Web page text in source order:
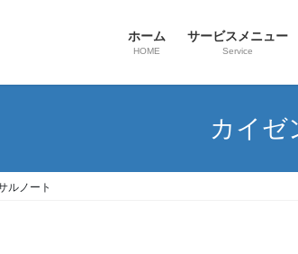
ホーム
HOME
サービスメニュー
Service
カイゼ
ルノート